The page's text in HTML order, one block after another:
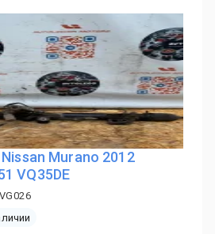
Murano 2012
VQ35DE